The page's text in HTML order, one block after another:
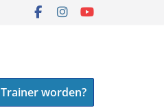
Trainer worden?